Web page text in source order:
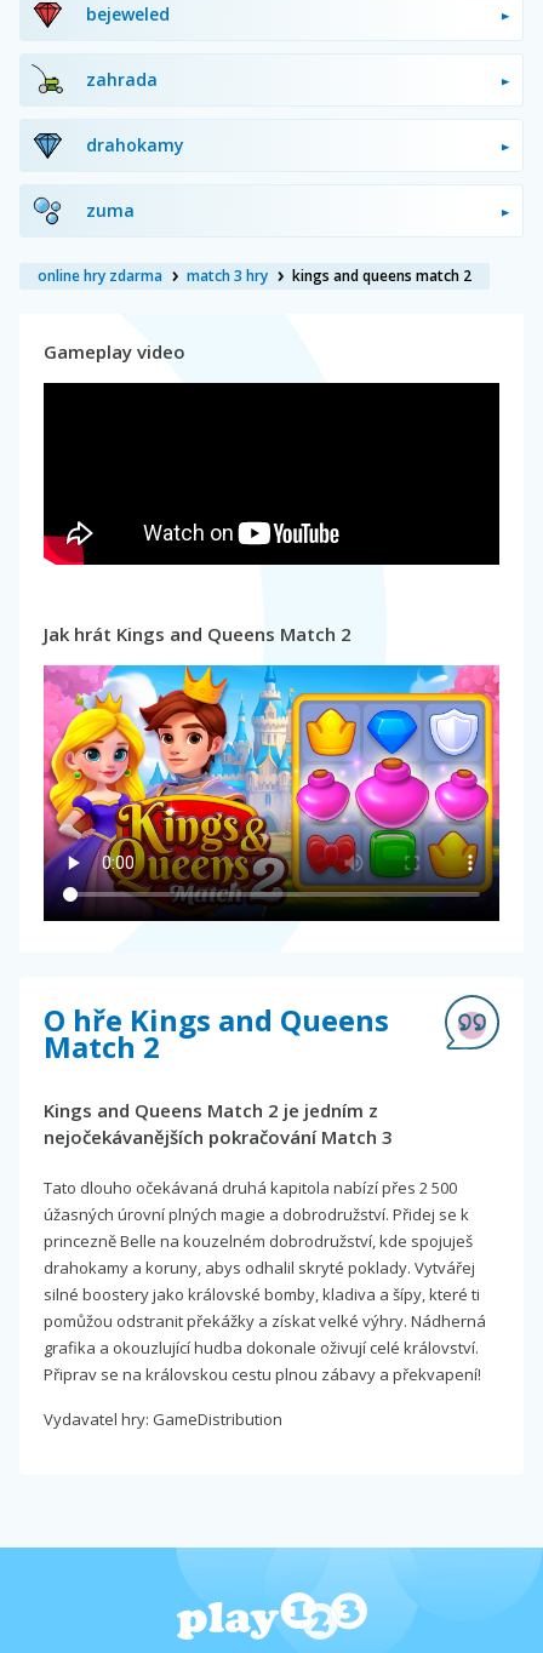
bejeweled
zahrada
drahokamy
zuma
online hry zdarma match 3 hry kings and queens match 2
Gameplay video
Jak hrát Kings and Queens Match 2
O hře Kings and Queens
Match 2
Kings and Queens Match 2 je jedním z
nejočekávanějších pokračování Match 3
Tato dlouho očekávaná druhá kapitola nabízí přes 2 500
úžasných úrovní plných magie a dobrodružství. Přidej se k
princezně Belle na kouzelném dobrodružství, kde spojuješ
drahokamy a koruny, abys odhalil skryté poklady. Vytvářej
silné boostery jako královské bomby, kladiva a šípy, které ti
pomůžou odstranit překážky a získat velké výhry. Nádherná
grafika a okouzlující hudba dokonale oživují celé království.
Připrav se na královskou cestu plnou zábavy a překvapení!
Vydavatel hry: GameDistribution